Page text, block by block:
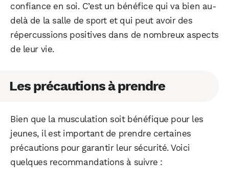
confiance en soi. C’est un bénéfice qui va bien au-
delà de la salle de sport et qui peut avoir des
répercussions positives dans de nombreux aspects
de leur vie.
Les précautions à prendre
Bien que la musculation soit bénéfique pour les
jeunes, il est important de prendre certaines
précautions pour garantir leur sécurité. Voici
quelques recommandations à suivre :